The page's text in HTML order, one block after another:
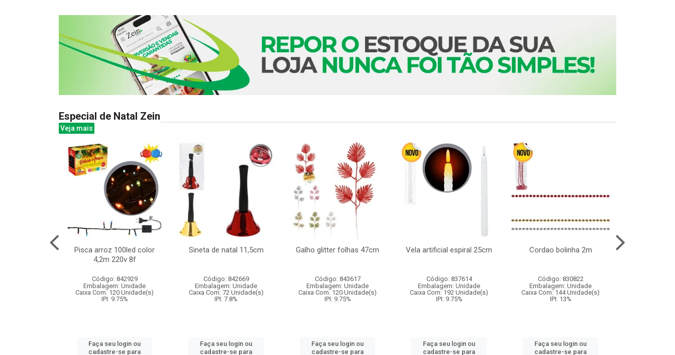
Especial de Natal Zein
Veja mais
Pisca arroz 100led color
4,2m 220v 8f
Código: 842929
Embalagem: Unidade
Caixa Com: 120 Unidade(s)
IPI: 9.75%
Faça seu login ou
cadastre-se para
Sineta de natal 11,5cm
Código: 842669
Embalagem: Unidade
Caixa Com: 72 Unidade(s)
IPI: 7.8%
Faça seu login ou
cadastre-se para
Galho glitter folhas 47cm
Código: 843617
Embalagem: Unidade
Caixa Com: 120 Unidade(s)
IPI: 9.75%
Faça seu login ou
cadastre-se para
Vela artificial espiral 25cm
Código: 837614
Embalagem: Unidade
Caixa Com: 192 Unidade(s)
IPI: 9.75%
Faça seu login ou
cadastre-se para
Cordao bolinha 2m
Código: 830822
Embalagem: Unidade
Caixa Com: 144 Unidade(s)
IPI: 13%
Faça seu login ou
cadastre-se para